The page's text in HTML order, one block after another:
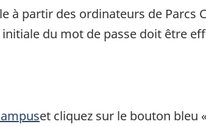
à partir des ordinateurs de Parcs
du mot de passe doit être
et cliquez sur le bouton bleu